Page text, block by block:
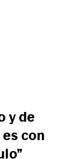
y de
con